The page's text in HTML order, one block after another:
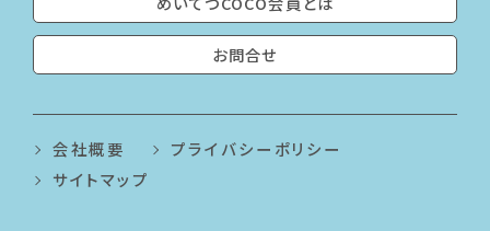
お問合せ
会社概要
プライバシーポリシー
サイトマップ